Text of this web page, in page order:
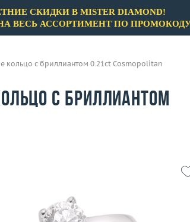
СКИДКИ В MISTER DIAMOND!
ВЕСЬ АССОРТИМЕНТ ПО
кольцо с бриллиантом 0.21ct Cosmopolitan
с бриллиантом